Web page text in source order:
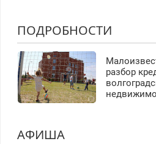
ПОДРОБНОСТИ
разбор
АФИША